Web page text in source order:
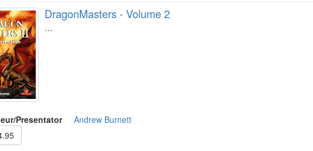
DragonMasters - Volume 2
…
Presentator
Andrew Burnett